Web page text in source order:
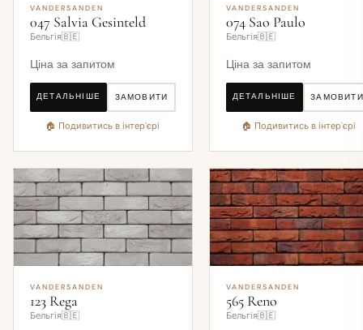
VANDERSANDEN
047 Salvia Gesinteld
Бельгія🇧🇪
Ціна за запитом
ДЕТАЛЬНІШЕ ЗАМОВИТИ
🏠 Подивитись в інтер'єрі
VANDERSANDEN
074 Sao Paulo
Бельгія🇧🇪
Ціна за запитом
ДЕТАЛЬНІШЕ ЗАМОВИТИ
🏠 Подивитись в інтер'єрі
VANDERSANDEN
123 Rega
Бельгія🇧🇪
VANDERSANDEN
565 Reno
Бельгія🇧🇪